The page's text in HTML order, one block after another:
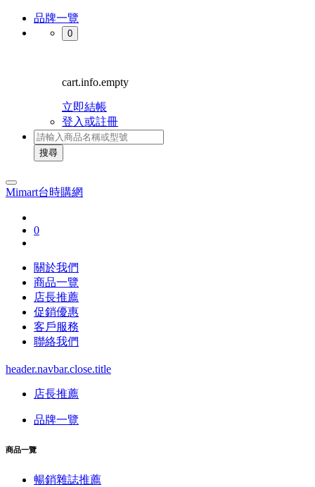
品牌一覽
0
cart.info.empty
立即結帳
登入或註冊
搜尋
Mimart台時購網
0
關於我們
商品一覽
店長推薦
促銷優惠
客戶服務
聯絡我們
header.navbar.close.title
店長推薦
品牌一覽
商品一覽
暢銷雜誌推薦